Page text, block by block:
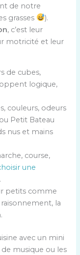
de notre
grasses
).
, c’est leur
motricité et leur
de cubes,
logique,
couleurs, odeurs
Petit Bateau
nus et mains
course,
une
petits comme
la
avec un mini
musique ou les